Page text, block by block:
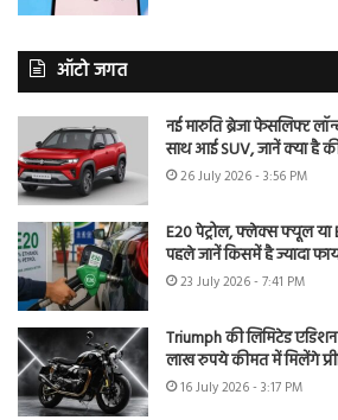
ऑटो जगत
नई मारुति ब्रेजा फेसलिफ्ट
साथ आई SUV, जानें क्या है
26 July 2026 - 3:56 PM
E20 पेट्रोल, फ्लेक्स फ्यूल या
पहले जानें किसमें है ज्यादा
23 July 2026 - 7:41 PM
Triumph की लिमिटेड
लाख रुपये कीमत में मिलेंगे
16 July 2026 - 3:17 PM